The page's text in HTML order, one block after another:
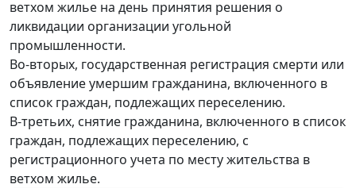
ветхом жилье на день принятия решения о
ликвидации организации угольной
промышленности.
Во-вторых, государственная регистрация смерти или
объявление умершим гражданина, включенного в
список граждан, подлежащих переселению.
В-третьих, снятие гражданина, включенного в список
граждан, подлежащих переселению, с
регистрационного учета по месту жительства в
ветхом жилье.